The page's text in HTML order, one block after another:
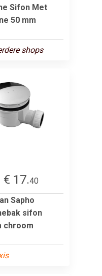
Sifon Met
50 mm
shops
€ 17.40
Sapho
sifon
chroom